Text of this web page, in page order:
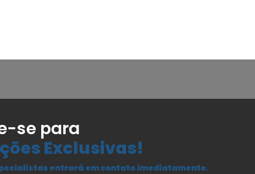
se para
Exclusivas!
entrará em contato imediatamente.